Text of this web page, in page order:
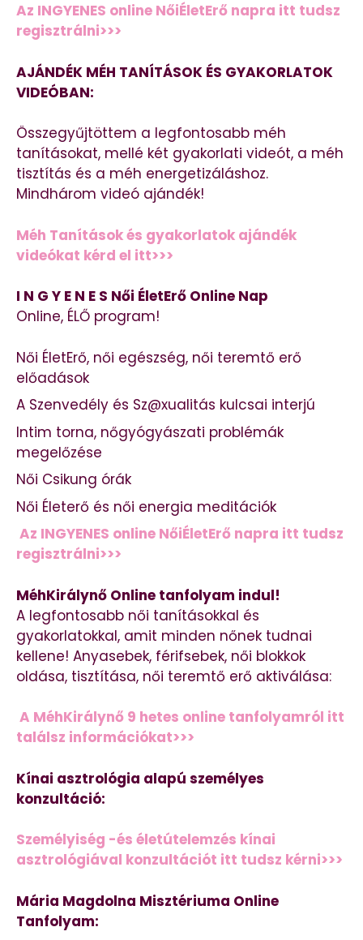
Az INGYENES online NőiÉletErő napra itt tudsz
regisztrálni>>>
AJÁNDÉK MÉH TANÍTÁSOK ÉS GYAKORLATOK
VIDEÓBAN:
Összegyűjtöttem a legfontosabb méh
tanításokat, mellé két gyakorlati videót, a méh
tisztítás és a méh energetizáláshoz.
Mindhárom videó ajándék!
Méh Tanítások és gyakorlatok ajándék
videókat kérd el itt>>>
I N G Y E N E S Női ÉletErő Online Nap
Online, ÉLŐ program!
Női ÉletErő, női egészség, női teremtő erő
előadások
A Szenvedély és Sz@xualitás kulcsai interjú
Intim torna, nőgyógyászati problémák
megelőzése
Női Csikung órák
Női Életerő és női energia meditációk
Az INGYENES online NőiÉletErő napra itt tudsz
regisztrálni>>>
MéhKirálynő Online tanfolyam indul!
A legfontosabb női tanításokkal és
gyakorlatokkal, amit minden nőnek tudnai
kellene! Anyasebek, férifsebek, női blokkok
oldása, tisztítása, női teremtő erő aktiválása:
A MéhKirálynő 9 hetes online tanfolyamról itt
találsz információkat>>>
Kínai asztrológia alapú személyes
konzultáció:
Személyiség -és életútelemzés kínai
asztrológiával konzultációt itt tudsz kérni>>>
Mária Magdolna Misztériuma Online
Tanfolyam: